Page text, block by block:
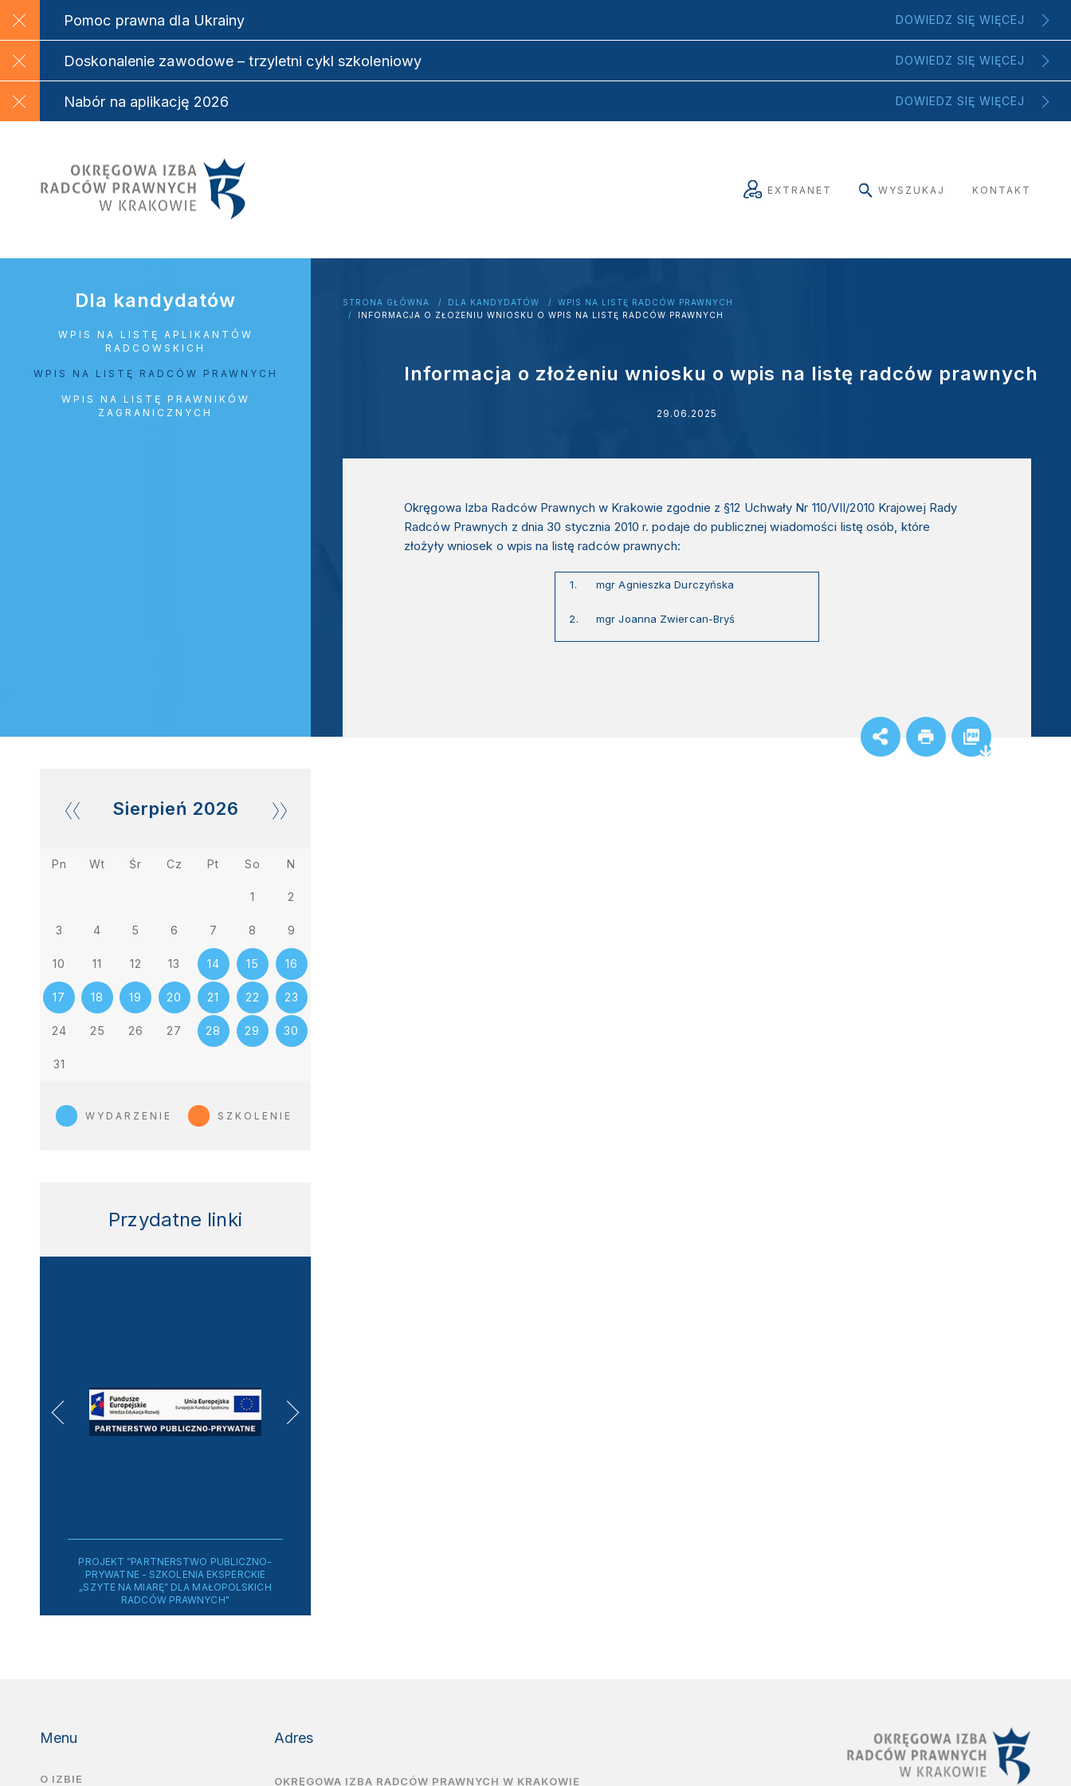
Pomoc prawna dla Ukrainy DOWIEDZ SIĘ WIĘCEJ
Doskonalenie zawodowe – trzyletni cykl szkoleniowy DOWIEDZ SIĘ WIĘCEJ
Nabór na aplikację 2026 DOWIEDZ SIĘ WIĘCEJ
EXTRANET WYSZUKAJ KONTAKT
STRONA GŁÓWNA DLA KANDYDATÓW
WPIS NA LISTĘ RADCÓW PRAWNYCH
INFORMACJA O ZŁOŻENIU WNIOSKU O WPIS NA LISTĘ RADCÓW PRAWNYCH
Informacja o złożeniu wniosku o wpis na listę radców prawnych
29.06.2025
Okręgowa Izba Radców Prawnych w Krakowie zgodnie z §12 Uchwały Nr 110/VII/2010 Krajowej Rady
Radców Prawnych z dnia 30 stycznia 2010 r. podaje do publicznej wiadomości listę osób, które
złożyły wniosek o wpis na listę radców prawnych:
1. mgr Agnieszka Durczyńska
2. mgr Joanna Zwiercan-Bryś
Dla kandydatów
WPIS NA LISTĘ APLIKANTÓW
RADCOWSKICH
WPIS NA LISTĘ RADCÓW PRAWNYCH
WPIS NA LISTĘ PRAWNIKÓW
ZAGRANICZNYCH
Sierpień 2026
Pn Wt Śr Cz Pt So N
1 2
3 4 5 6 7 8 9
10 11 12 13 14 15 16
17 18 19 20 21 22 23
24 25 26 27 28 29 30
31
WYDARZENIE SZKOLENIE
Przydatne linki
PROJEKT ”PARTNERSTWO PUBLICZNO-
PRYWATNE - SZKOLENIA EKSPERCKIE
„SZYTE NA MIARĘ” DLA MAŁOPOLSKICH
RADCÓW PRAWNYCH"
Menu
O IZBIE
Adres
OKRĘGOWA IZBA RADCÓW PRAWNYCH W KRAKOWIE